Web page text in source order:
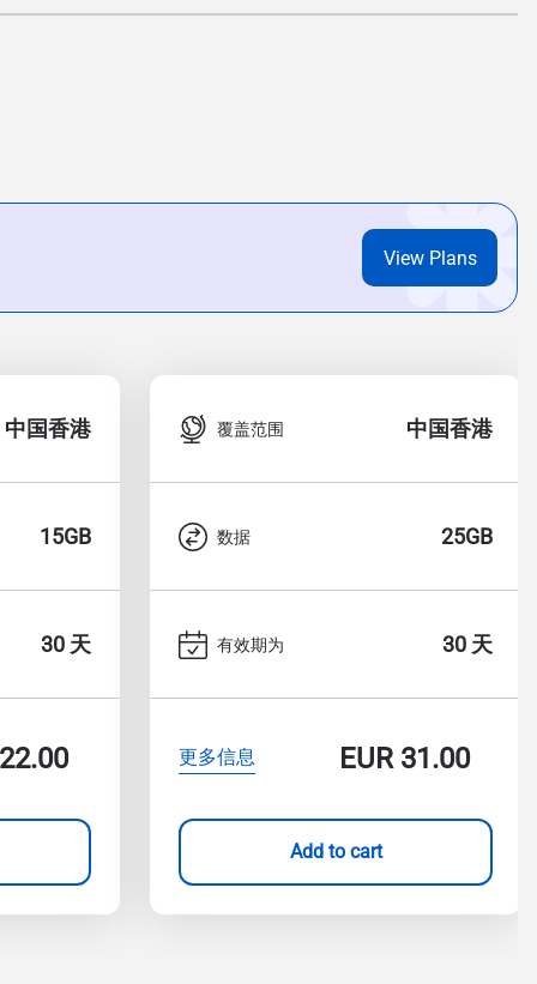
View Plans
中国香港
15GB
30 天
覆盖范围 中国香港
数据 25GB
有效期为 30 天
更多信息 EUR31.00
Add to cart